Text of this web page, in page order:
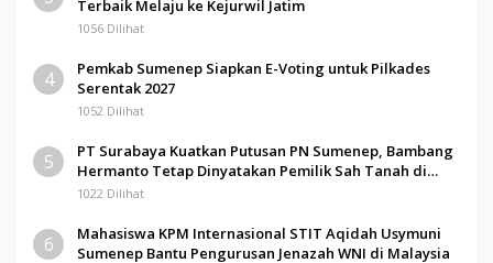
Terbaik Melaju ke Kejurwil Jatim
1056 Dilihat
4
Pemkab Sumenep Siapkan E-Voting untuk Pilkades
Serentak 2027
1052 Dilihat
5
PT Surabaya Kuatkan Putusan PN Sumenep, Bambang
Hermanto Tetap Dinyatakan Pemilik Sah Tanah di
Pamolokan
1022 Dilihat
6
Mahasiswa KPM Internasional STIT Aqidah Usymuni
Sumenep Bantu Pengurusan Jenazah WNI di Malaysia